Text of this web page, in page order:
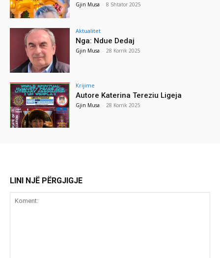
Gjin Musa - 8 Shtator 2025
Aktualitet
Nga: Ndue Dedaj
Gjin Musa - 28 Korrik 2025
Krijime
Autore Katerina Tereziu Ligeja
Gjin Musa - 28 Korrik 2025
LINI NJË PËRGJIGJE